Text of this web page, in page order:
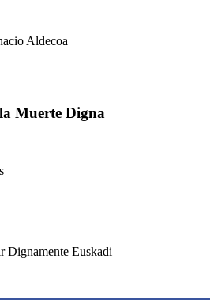
Aldecoa
Muerte Digna
Dignamente Euskadi